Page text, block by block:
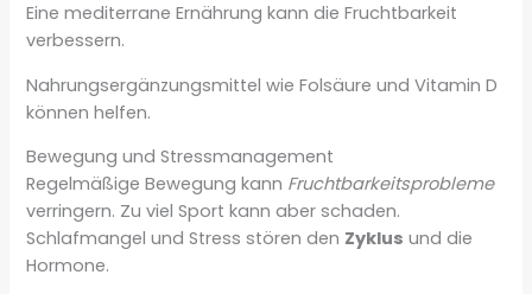
Eine mediterrane Ernährung kann die Fruchtbarkeit
verbessern.
Nahrungsergänzungsmittel wie Folsäure und Vitamin D
können helfen.
Bewegung und Stressmanagement
Regelmäßige Bewegung kann Fruchtbarkeitsprobleme
verringern. Zu viel Sport kann aber schaden.
Schlafmangel und Stress stören den Zyklus und die
Hormone.